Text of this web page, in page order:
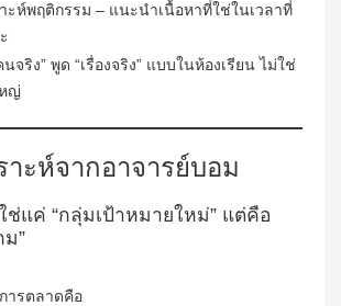
ะห์พฤติกรรม – แนะนำเนื้อหาที่ใช่ในเวลาที่
นจริง” พูด “เรื่องจริง” แบบในห้องเรียน ไม่ใช่
ญ่
าะห์จากอาจารย์บอม
ช่แค่ “กลุ่มเป้าหมายใหม่” แต่คือ
ม”
ารตลาดคือ